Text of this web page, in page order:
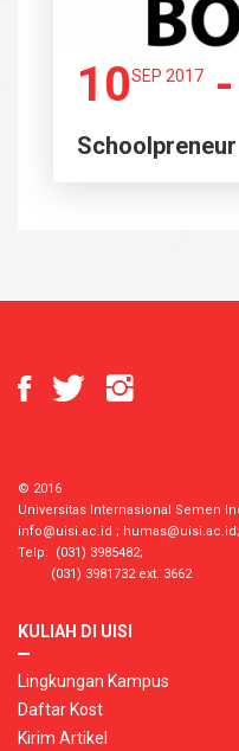
10SEP 2017
Schoolpreneur
© 2016
Universitas Internasional Semen
info@uisi.ac.id ; humas@uisi.ac.id;
Telp: (031) 3985482;
(031) 3981732 ext. 3662
KULIAH DI UISI
Lingkungan Kampus
Daftar Kost
Kirim Artikel